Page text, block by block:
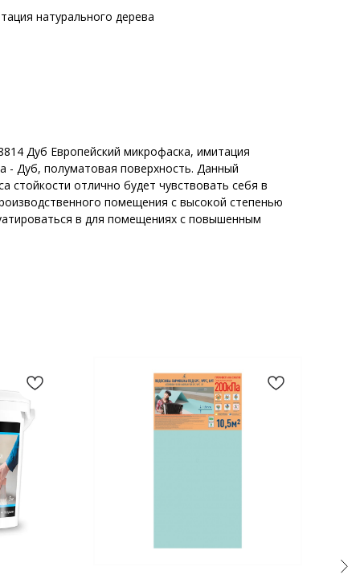
натурального дерева
Дуб Европейский микрофаска, имитация
- Дуб, полуматовая поверхность. Данный
стойкости отлично будет чувствовать себя в
помещения с высокой степенью
в для помещениях с повышенным